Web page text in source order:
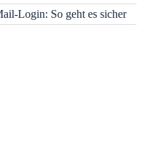
Login: So geht es sicher